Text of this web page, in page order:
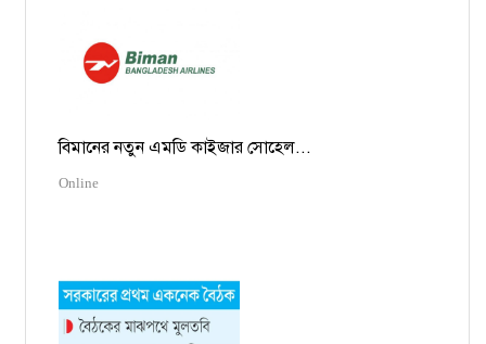
বিমানের নতুন এমডি কাইজার সোহেল...
Online